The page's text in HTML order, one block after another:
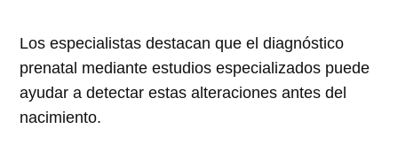
Los especialistas destacan que el diagnóstico
prenatal mediante estudios especializados puede
ayudar a detectar estas alteraciones antes del
nacimiento.